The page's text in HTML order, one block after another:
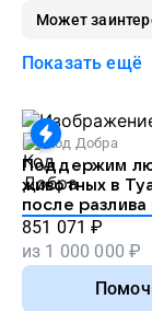
Может
Показать ещё
Код Добра
Поддержим
животных в
после разлива
851 071 ₽
из 1 000 000 ₽